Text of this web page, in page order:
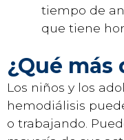
tiempo de
que tiene
¿Qué más
Los niños y los
hemodiálisis
o trabajando.